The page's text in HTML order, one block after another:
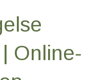
Online-